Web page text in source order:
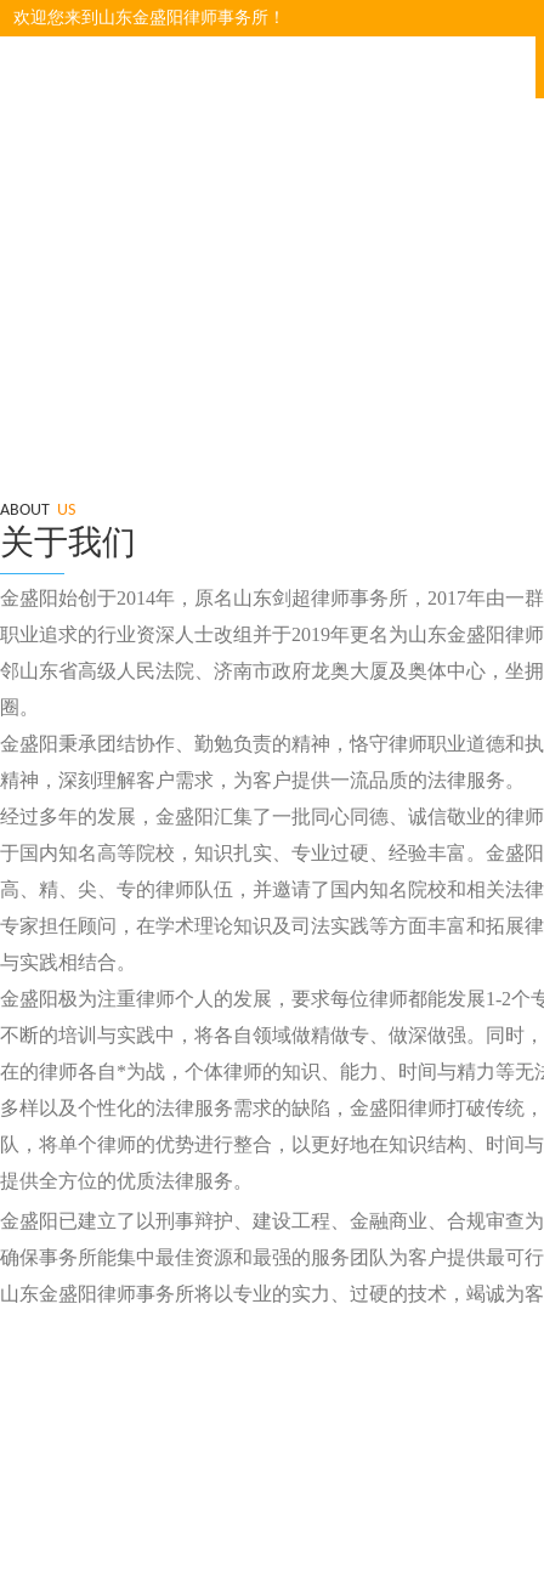
欢迎您来到 山东金盛阳律师事务所 ！
关于我们
ABOUT US
金盛阳始创于2014年，原名山东剑超律师事务所，2017年由一
职业追求的行业资深人士改组并于2019年更名为山东金盛阳律
邻山东省高级人民法院、济南市政府龙奥大厦及奥体中心，坐
圈。
金盛阳秉承团结协作、勤勉负责的精神，恪守律师职业道德和
精神，深刻理解客户需求，为客户提供一流品质的法律服务。
经过多年的发展，金盛阳汇集了一批同心同德、诚信敬业的律
于国内知名高等院校，知识扎实、专业过硬、经验丰富。金盛
高、精、尖、专的律师队伍，并邀请了国内知名院校和相关法
专家担任顾问，在学术理论知识及司法实践等方面丰富和拓展
与实践相结合。
金盛阳极为注重律师个人的发展，要求每位律师都能发展1-2个
不断的培训与实践中，将各自领域做精做专、做深做强。同时
在的律师各自*为战，个体律师的知识、能力、时间与精力等无
多样以及个性化的法律服务需求的缺陷，金盛阳律师打破传统
队，将单个律师的优势进行整合，以更好地在知识结构、时间
提供全方位的优质法律服务。
金盛阳已建立了以刑事辩护、建设工程、金融商业、合规审查
确保事务所能集中最佳资源和最强的服务团队为客户提供最可
山东金盛阳律师事务所将以专业的实力、过硬的技术，竭诚为